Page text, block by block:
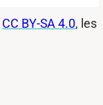
CC BY-SA 4.0, les